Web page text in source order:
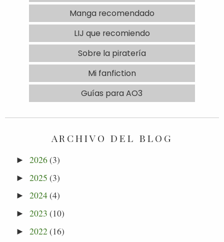
Manga recomendado
LIJ que recomiendo
Sobre la piratería
Mi fanfiction
Guías para AO3
ARCHIVO DEL BLOG
►2026(3)
►2025 (3)
►2024(4)
►2023 (10)
►2022(16)